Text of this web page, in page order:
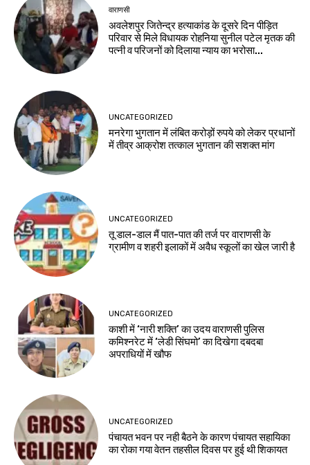
वाराणसी
अवलेशपुर जितेन्द्र हत्याकांड के दूसरे दिन पीड़ित
परिवार से मिले विधायक रोहनिया सुनील पटेल मृतक की
पत्नी व परिजनों को दिलाया न्याय का भरोसा...
UNCATEGORIZED
मनरेगा भुगतान में लंबित करोड़ों रुपये को लेकर प्रधानों
में तीव्र आक्रोश तत्काल भुगतान की सशक्त मांग
UNCATEGORIZED
तू डाल-डाल मैं पात-पात की तर्ज पर वाराणसी के
ग्रामीण व शहरी इलाकों में अवैध स्कूलों का खेल जारी है
UNCATEGORIZED
काशी में ‘नारी शक्ति’ का उदय वाराणसी पुलिस
कमिश्नरेट में ‘लेडी सिंघमो’ का दिखेगा दबदबा
अपराधियों में खौफ
UNCATEGORIZED
पंचायत भवन पर नही बैठने के कारण पंचायत सहायिका
का रोका गया वेतन तहसील दिवस पर हुई थी शिकायत